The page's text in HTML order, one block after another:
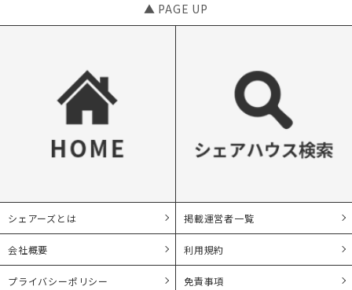
▲ PAGE UP
シェアーズとは 掲載運営者一覧
会社概要 利用規約
プライバシーポリシー 免責事項